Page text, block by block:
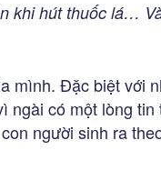
khi hút thuốc lá…
mình. Đặc biệt với
ngài có một lòng
người sinh ra